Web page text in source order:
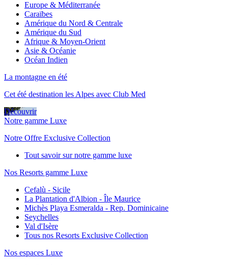
Europe & Méditerranée
Caraïbes
Amérique du Nord & Centrale
Amérique du Sud
Afrique & Moyen-Orient
Asie & Océanie
Océan Indien
La montagne en été
Cet été destination les Alpes avec Club Med
Découvrir
Notre gamme Luxe
Notre Offre Exclusive Collection
Tout savoir sur notre gamme luxe
Nos Resorts gamme Luxe
Cefalù - Sicile
La Plantation d'Albion - Île Maurice
Michès Playa Esmeralda - Rep. Dominicaine
Seychelles
Val d'Isère
Tous nos Resorts Exclusive Collection
Nos espaces Luxe